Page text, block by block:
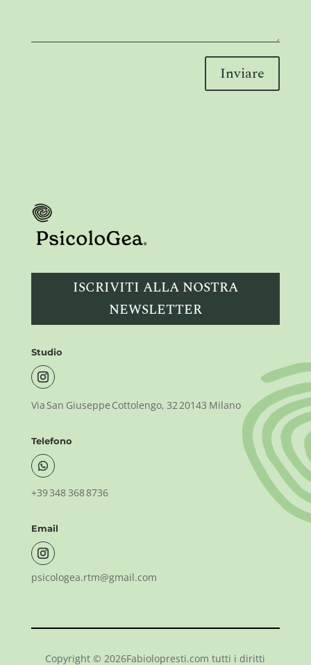
Inviare
ISCRIVITI ALLA NOSTRA
NEWSLETTER
Studio
Via San Giuseppe Cottolengo, 32 20143 Milano
Telefono
+39 348 368 8736
Email
psicologea.rtm@gmail.com
Copyright © 2026Fabiolopresti.com tutti i diritti